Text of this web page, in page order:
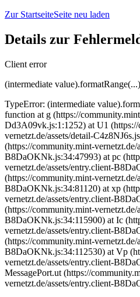
Zur StartseiteSeite neu laden
Details zur
Client error
(intermediate
TypeError: (intermediate
function at g (https://
Dd3A09vk.js:1:1252) at U1
vernetzt.de/assets/detail-
(https://community.mint-vernetzt.de/
B8DaOKNk.js:34:47993) at pc
vernetzt.de/assets/entry.client-
(https://community.mint-vernetzt.de/
B8DaOKNk.js:34:81120) at xp
vernetzt.de/assets/entry.client-
(https://community.mint-vernetzt.de/
B8DaOKNk.js:34:115900) at Ic
vernetzt.de/assets/entry.client-
(https://community.mint-vernetzt.de/
B8DaOKNk.js:34:112530) at Vp
vernetzt.de/assets/entry.client-
MessagePort.ut (https://
vernetzt.de/assets/entry.client-